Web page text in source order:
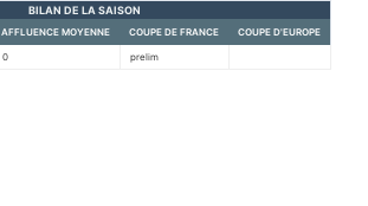
BILAN DE LA SAISON
AFFLUENCE MOYENNE COUPE DE FRANCE COUPE D'EUROPE
0 prelim